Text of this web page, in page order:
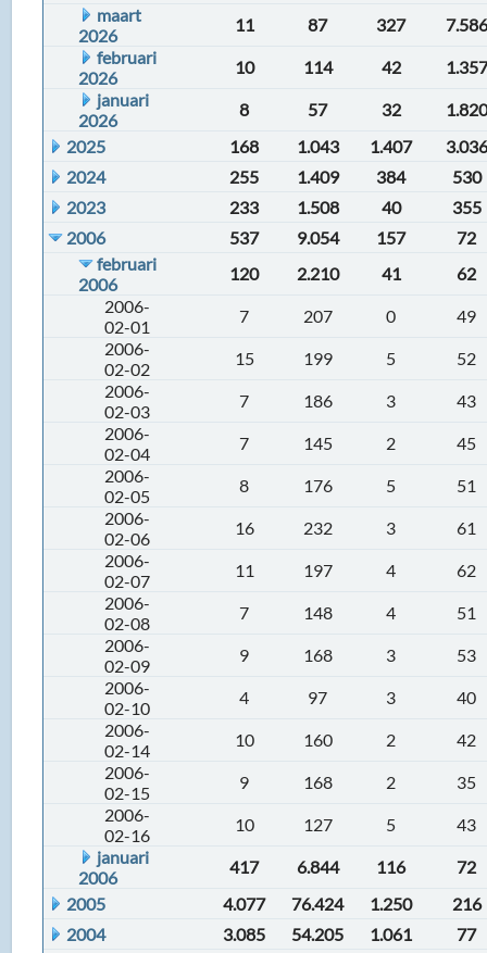
maart
2026
11 87 327
7.586
februari
2026
10 114 42
1.357
januari
2026
8 57 32
1.820
2025
168 1.043 1.407
3.036
2024
255 1.409 384
530
2023
233 1.508 40
355
2006
537 9.054 157
72
februari
2006
120 2.210 41
62
2006-
02-01
7 207 0
49
2006-
02-02
15 199 5
52
2006-
02-03
7 186 3
43
2006-
02-04
7 145 2
45
2006-
02-05
8 176 5
51
2006-
02-06
16 232 3
61
2006-
02-07
11 197 4
62
2006-
02-08
7 148 4
51
2006-
02-09
9 168 3
53
2006-
02-10
4 97 3
40
2006-
02-14
10 160 2
42
2006-
02-15
9 168 2
35
2006-
02-16
10 127 5
43
januari
2006
417 6.844 116
72
2005
4.077 76.424 1.250
216
2004
3.085 54.205 1.061
77